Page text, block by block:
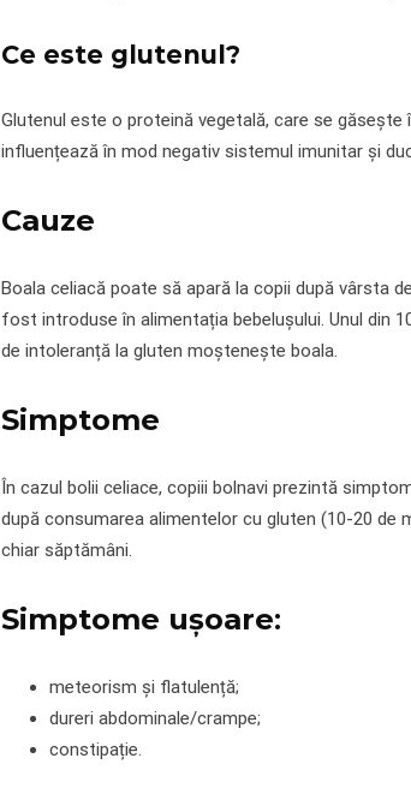
Ce este glutenul?
Glutenul este o proteină vegetală, care se găsește
influențează în mod negativ sistemul imunitar și
Cauze
Boala celiacă poate să apară la copii după vârsta
fost introduse în alimentația bebelușului. Unul din
de intoleranță la gluten moștenește boala.
Simptome
În cazul bolii celiace, copiii bolnavi prezintă
după consumarea alimentelor cu gluten (10-20 de
chiar săptămâni.
Simptome ușoare:
meteorism și flatulență;
dureri abdominale/crampe;
constipație.